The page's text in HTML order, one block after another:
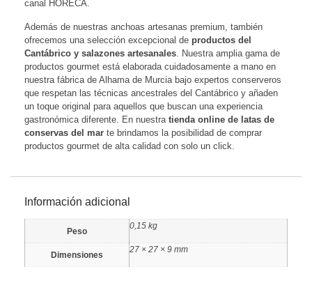
canal HORECA.
Además de nuestras anchoas artesanas premium, también
ofrecemos una selección excepcional de productos del
Cantábrico y salazones artesanales. Nuestra amplia gama de
productos gourmet está elaborada cuidadosamente a mano en
nuestra fábrica de Alhama de Murcia bajo expertos conserveros
que respetan las técnicas ancestrales del Cantábrico y añaden
un toque original para aquellos que buscan una experiencia
gastronómica diferente. En nuestra tienda online de latas de
conservas del mar te brindamos la posibilidad de comprar
productos gourmet de alta calidad con solo un click.
Información adicional
Peso
0,15 kg
Dimensiones
27 × 27 × 9 mm